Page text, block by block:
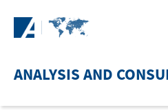
ANALYSIS AND